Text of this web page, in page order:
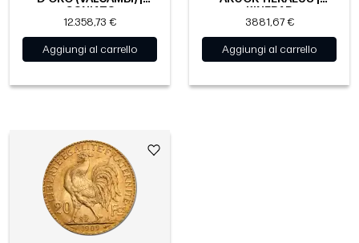
CONIATO
12.358,73 €
Aggiungi al carrello
KINEBAR
3881,67 €
Aggiungi al carrello